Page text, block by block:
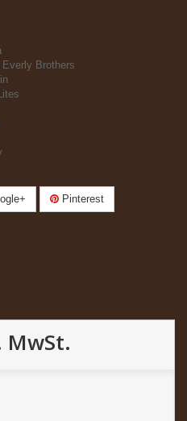
Brothers
Pinterest
MwSt.